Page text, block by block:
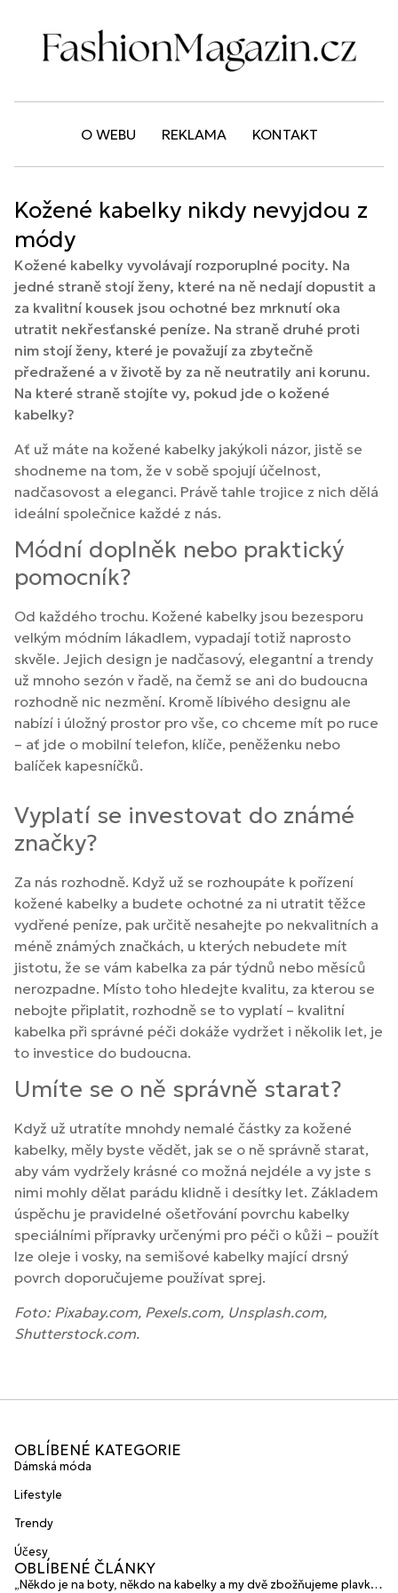
O WEBU REKLAMA KONTAKT
Kožené kabelky nikdy nevyjdou z
módy
Kožené kabelky vyvolávají rozporuplné pocity. Na
jedné straně stojí ženy, které na ně nedají dopustit a
za kvalitní kousek jsou ochotné bez mrknutí oka
utratit nekřesťanské peníze. Na straně druhé proti
nim stojí ženy, které je považují za zbytečně
předražené a v životě by za ně neutratily ani korunu.
Na které straně stojíte vy, pokud jde o kožené
kabelky?
Ať už máte na kožené kabelky jakýkoli názor, jistě se
shodneme na tom, že v sobě spojují účelnost,
nadčasovost a eleganci. Právě tahle trojice z nich dělá
ideální společnice každé z nás.
Módní doplněk nebo praktický
pomocník?
Od každého trochu. Kožené kabelky jsou bezesporu
velkým módním lákadlem, vypadají totiž naprosto
skvěle. Jejich design je nadčasový, elegantní a trendy
už mnoho sezón v řadě, na čemž se ani do budoucna
rozhodně nic nezmění. Kromě líbivého designu ale
nabízí i úložný prostor pro vše, co chceme mít po ruce
– ať jde o mobilní telefon, klíče, peněženku nebo
balíček kapesníčků.
Vyplatí se investovat do známé
značky?
Za nás rozhodně. Když už se rozhoupáte k pořízení
kožené kabelky a budete ochotné za ni utratit těžce
vydřené peníze, pak určitě nesahejte po nekvalitních a
méně známých značkách, u kterých nebudete mít
jistotu, že se vám kabelka za pár týdnů nebo měsíců
nerozpadne. Místo toho hledejte kvalitu, za kterou se
nebojte připlatit, rozhodně se to vyplatí – kvalitní
kabelka při správné péči dokáže vydržet i několik let, je
to investice do budoucna.
Umíte se o ně správně starat?
Když už utratíte mnohdy nemalé částky za kožené
kabelky, měly byste vědět, jak se o ně správně starat,
aby vám vydržely krásné co možná nejdéle a vy jste s
nimi mohly dělat parádu klidně i desítky let. Základem
úspěchu je pravidelné ošetřování povrchu kabelky
speciálními přípravky určenými pro péči o kůži – použít
lze oleje i vosky, na semišové kabelky mající drsný
povrch doporučujeme používat sprej.
Foto: Pixabay.com, Pexels.com, Unsplash.com,
Shutterstock.com.
OBLÍBENÉ KATEGORIE
Dámská móda
Lifestyle
Trendy
Účesy
OBLÍBENÉ ČLÁNKY
„Někdo je na boty, někdo na kabelky a my dvě zbožňujeme plavky“